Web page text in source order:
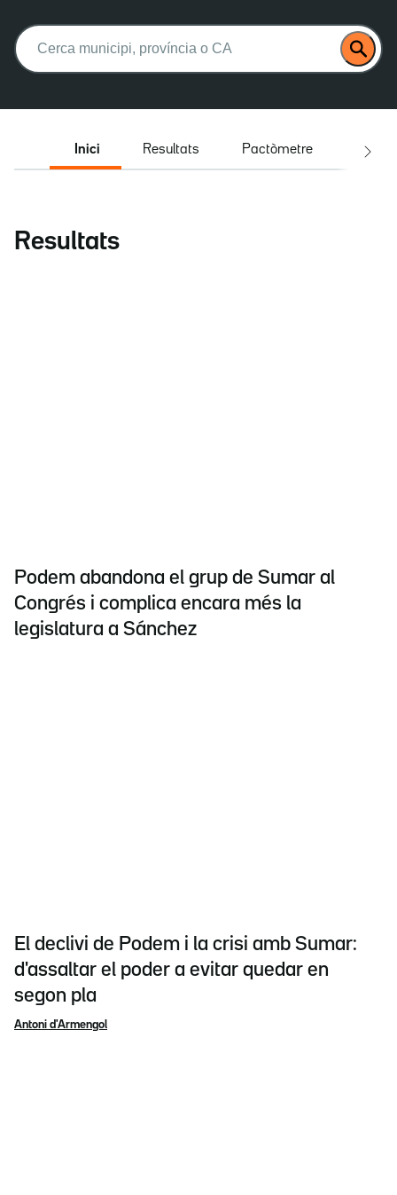
Buscar:
Inici Resultats Pactòmetre
Resultats
Podem abandona el grup de Sumar al
Congrés i complica encara més la
legislatura a Sánchez
El declivi de Podem i la crisi amb Sumar:
d'assaltar el poder a evitar quedar en
segon pla
Antoni d'Armengol